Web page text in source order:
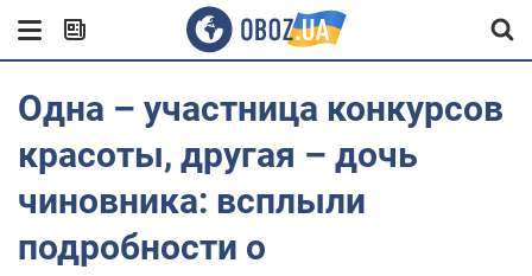
Одна – участница конкурсов
красоты, другая – дочь
чиновника: всплыли
подробности о